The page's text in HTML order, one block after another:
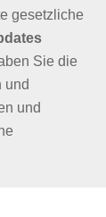
gesetzliche
Sie die
und
und